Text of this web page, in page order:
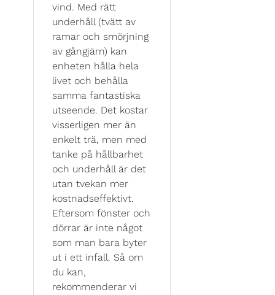
vind. Med rätt
underhåll (tvätt av
ramar och smörjning
av gångjärn) kan
enheten hålla hela
livet och behålla
samma fantastiska
utseende. Det kostar
visserligen mer än
enkelt trä, men med
tanke på hållbarhet
och underhåll är det
utan tvekan mer
kostnadseffektivt.
Eftersom fönster och
dörrar är inte något
som man bara byter
ut i ett infall. Så om
du kan,
rekommenderar vi